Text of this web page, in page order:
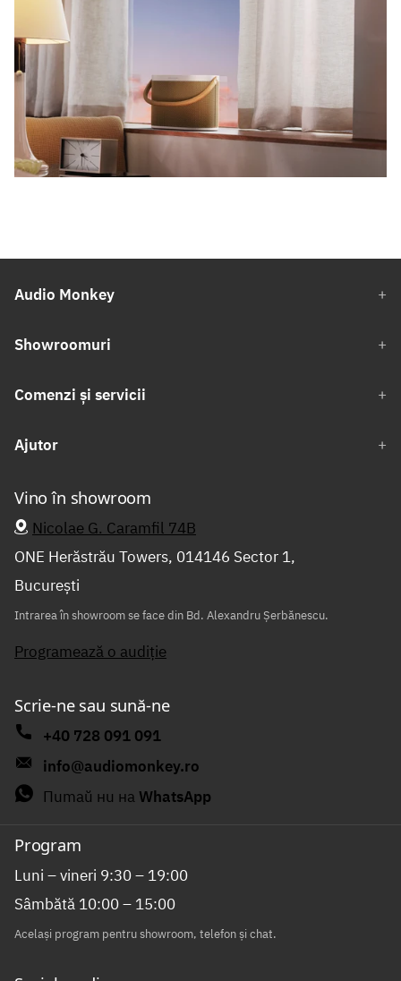
Audio Monkey
Showroomuri
Comenzi și servicii
Ajutor
Vino în showroom
Nicolae G. Caramfil 74B
ONE Herăstrău Towers, 014146 Sector 1,
București
Intrarea în showroom se face din Bd. Alexandru Șerbănescu.
Programează o audiție
Scrie-ne sau sună-ne
+40 728 091 091
info@audiomonkey.ro
Питай ни на WhatsApp
Program
Luni – vineri 9:30 – 19:00
Sâmbătă 10:00 – 15:00
Același program pentru showroom, telefon și chat.